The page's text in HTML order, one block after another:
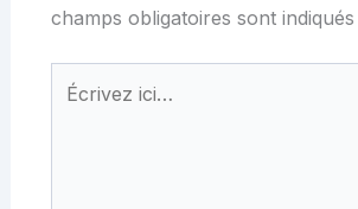
champs obligatoires sont
Écrivez